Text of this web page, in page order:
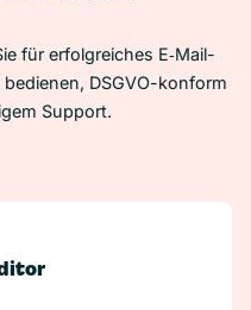
für erfolgreiches E‑Mail-
DSGVO-konform
Support.